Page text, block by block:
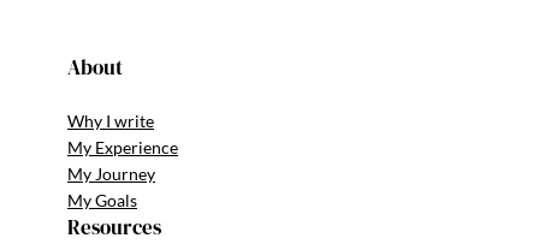
About
Why I write
My Experience
My Journey
My Goals
Resources